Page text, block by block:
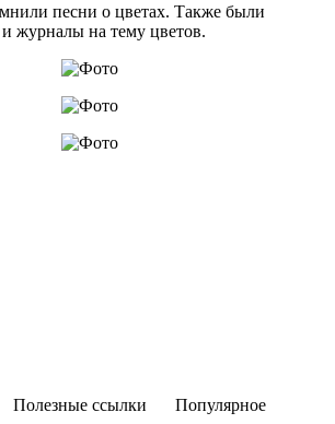
песни о цветах. Также были
журналы на тему цветов.
Полезные ссылки Популярное